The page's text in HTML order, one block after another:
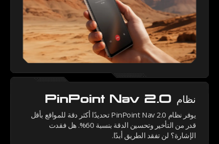
نظام PinPoint Nav 2.0
يوفر نظام PinPoint Nav 2.0 تحديدًا أكثر دقة للمواقع بأقل
قدر من التأخير وتحسين الدقة بنسبة 60%. هل فقدت
الإشارة؟ لن تفقد الطريق أبدًا.